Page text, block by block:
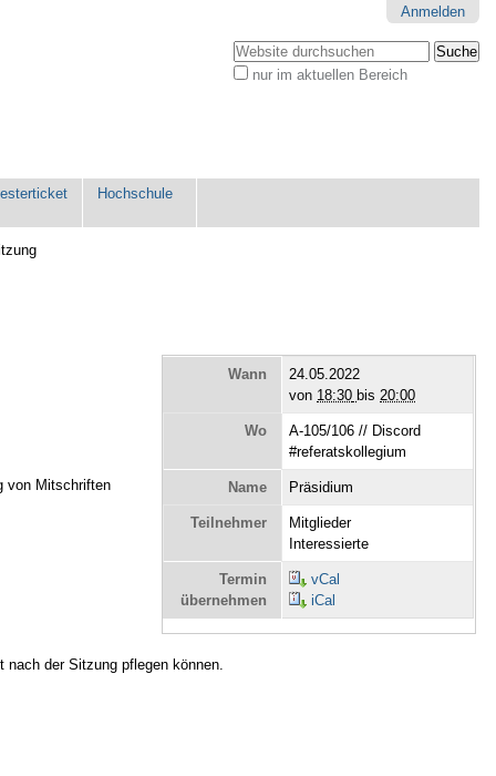
Anmelden
Website durchsuchen
nur im aktuellen Bereich
Hochschule
Wann
24.05.2022
von 18:30 bis 20:00
Wo
A-105/106 // Discord
#referatskollegium
Name Präsidium
Teilnehmer
Mitglieder
Interessierte
Termin
übernehmen
vCal
iCal
von Mitschriften
nach der Sitzung pflegen können.